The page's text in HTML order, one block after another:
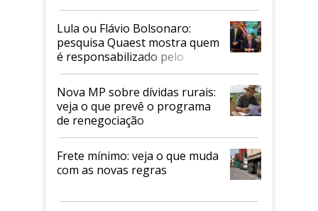
Faesp
Lula ou Flávio Bolsonaro:
pesquisa Quaest mostra quem
é responsabilizado pelo
tarifaço dos EUA
Nova MP sobre dívidas rurais:
veja o que prevê o programa
de renegociação
Frete mínimo: veja o que muda
com as novas regras